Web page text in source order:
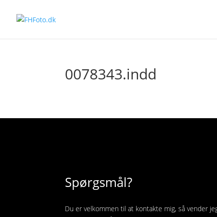
0078343.indd
Spørgsmål?
Du er velkommen til at kontakte mig, så vender